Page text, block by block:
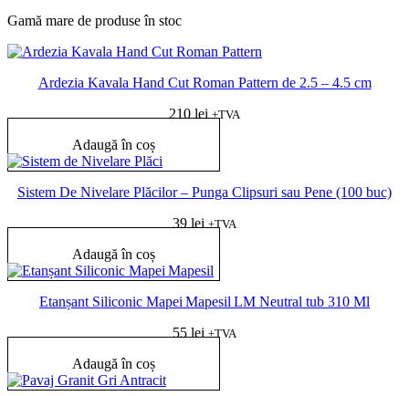
Gamă mare de produse în stoc
Ardezia Kavala Hand Cut Roman Pattern de 2.5 – 4.5 cm
210 lei +TVA
Adaugă în coș
Sistem De Nivelare Plăcilor – Punga Clipsuri sau Pene (100 buc)
39 lei +TVA
Adaugă în coș
Etanșant Siliconic Mapei Mapesil LM Neutral tub 310 Ml
55 lei +TVA
Adaugă în coș